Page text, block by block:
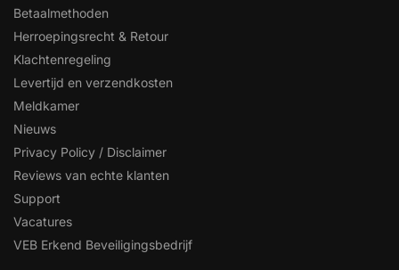
Betaalmethoden
Herroepingsrecht & Retour
Klachtenregeling
Levertijd en verzendkosten
Meldkamer
Nieuws
Privacy Policy / Disclaimer
Reviews van echte klanten
Support
Vacatures
VEB Erkend Beveiligingsbedrijf